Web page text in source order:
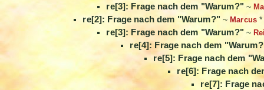
re[3]: Frage nach dem "Warum?" ~
re[2]: Frage nach dem "Warum?" ~ Marcus
re[3]: Frage nach dem "Warum?" ~
re[4]: Frage nach dem
re[5]: Frage nach dem
re[6]: Frage nach
re[7]: Frage